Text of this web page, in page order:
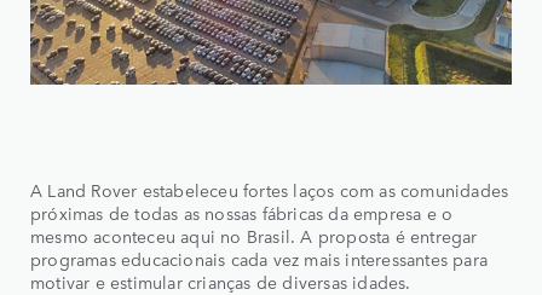
A Land Rover estabeleceu fortes laços com as comunidades
próximas de todas as nossas fábricas da empresa e o
mesmo aconteceu aqui no Brasil. A proposta é entregar
programas educacionais cada vez mais interessantes para
motivar e estimular crianças de diversas idades.